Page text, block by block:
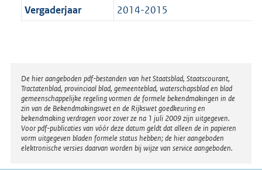
Vergaderjaar
2014-2015
Disclaimer
De hier aangeboden pdf-bestanden van het Staatsblad, Staatscourant,
Tractatenblad, provinciaal blad, gemeenteblad, waterschapsblad en blad
gemeenschappelijke regeling vormen de formele bekendmakingen in de
zin van de Bekendmakingswet en de Rijkswet goedkeuring en
bekendmaking verdragen voor zover ze na 1 juli 2009 zijn uitgegeven.
Voor pdf-publicaties van vóór deze datum geldt dat alleen de in papieren
vorm uitgegeven bladen formele status hebben; de hier aangeboden
elektronische versies daarvan worden bij wijze van service aangeboden.